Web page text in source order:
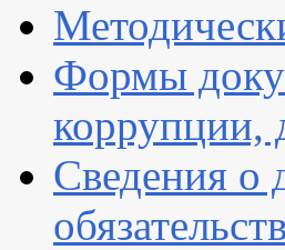
Формы
коррупции,
Сведения о